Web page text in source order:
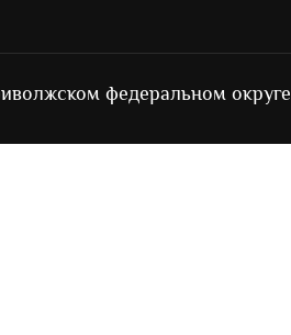
федеральном округе